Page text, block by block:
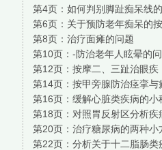
第4页： 如何判别脚趾痴呆线
第6页： 关于预防老年痴呆的
第8页： 治疗面瘫的问题
第10页： -防治老年人眩晕的
第12页： 按摩二、三趾治眼疾
第14页： 按甲旁腺防治痉挛与
第16页： 缓解心脏类疾病的小
第18页： 对照胃反射区分析
第20页： 治疗糖尿病的两种小
第22页： 分析关于十二脂肠类